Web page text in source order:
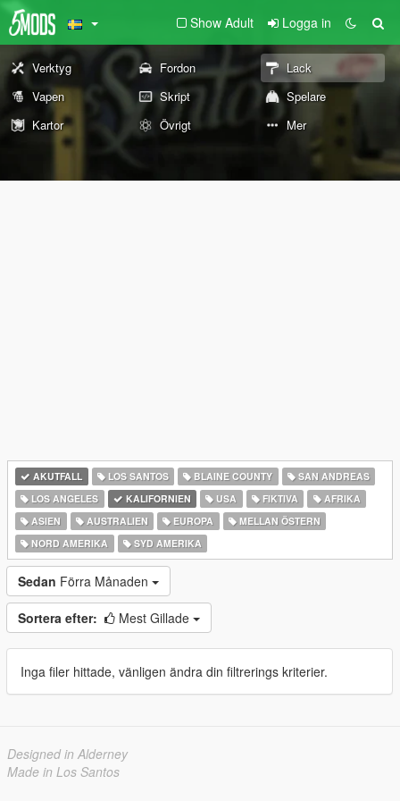
Show Adult Logga in
Verktyg Fordon
Lack
Vapen
Skript
Spelare
Kartor
Övrigt Mer
AKUTFALL LOS SANTOS BLAINE COUNTY
SAN ANDREAS
LOS ANGELES
KALIFORNIEN USA FIKTIVA
AFRIKA
ASIEN
AUSTRALIEN EUROPA
MELLAN ÖSTERN
NORD AMERIKA
SYD AMERIKA
Sedan Förra Månaden
Sortera efter: Mest Gillade
Inga filer hittade, vänligen ändra din filtrerings kriterier.
Designed in Alderney
Made in Los Santos